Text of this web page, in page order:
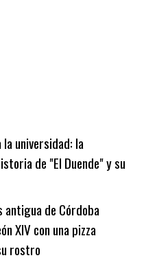
universidad: la
de "El Duende" y su
antigua de Córdoba
XIV con una pizza
rostro